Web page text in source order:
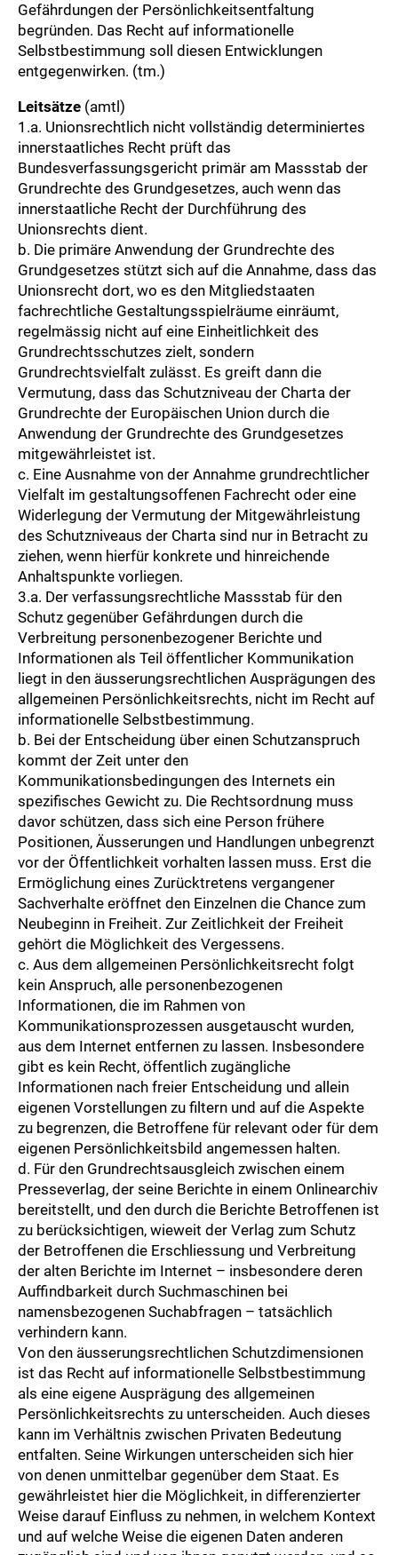
Gefährdungen der Persönlichkeitsentfaltung
begründen. Das Recht auf informationelle
Selbstbestimmung soll diesen Entwicklungen
entgegenwirken. (tm.)
Leitsätze (amtl)
1.a. Unionsrechtlich nicht vollständig determiniertes
innerstaatliches Recht prüft das
Bundesverfassungsgericht primär am Massstab der
Grundrechte des Grundgesetzes, auch wenn das
innerstaatliche Recht der Durchführung des
Unionsrechts dient.
b. Die primäre Anwendung der Grundrechte des
Grundgesetzes stützt sich auf die Annahme, dass das
Unionsrecht dort, wo es den Mitgliedstaaten
fachrechtliche Gestaltungsspielräume einräumt,
regelmässig nicht auf eine Einheitlichkeit des
Grundrechtsschutzes zielt, sondern
Grundrechtsvielfalt zulässt. Es greift dann die
Vermutung, dass das Schutzniveau der Charta der
Grundrechte der Europäischen Union durch die
Anwendung der Grundrechte des Grundgesetzes
mitgewährleistet ist.
c. Eine Ausnahme von der Annahme grundrechtlicher
Vielfalt im gestaltungsoffenen Fachrecht oder eine
Widerlegung der Vermutung der Mitgewährleistung
des Schutzniveaus der Charta sind nur in Betracht zu
ziehen, wenn hierfür konkrete und hinreichende
Anhaltspunkte vorliegen.
3.a. Der verfassungsrechtliche Massstab für den
Schutz gegenüber Gefährdungen durch die
Verbreitung personenbezogener Berichte und
Informationen als Teil öffentlicher Kommunikation
liegt in den äusserungsrechtlichen Ausprägungen des
allgemeinen Persönlichkeitsrechts, nicht im Recht auf
informationelle Selbstbestimmung.
b. Bei der Entscheidung über einen Schutzanspruch
kommt der Zeit unter den
Kommunikationsbedingungen des Internets ein
spezifisches Gewicht zu. Die Rechtsordnung muss
davor schützen, dass sich eine Person frühere
Positionen, Äusserungen und Handlungen unbegrenzt
vor der Öffentlichkeit vorhalten lassen muss. Erst die
Ermöglichung eines Zurücktretens vergangener
Sachverhalte eröffnet den Einzelnen die Chance zum
Neubeginn in Freiheit. Zur Zeitlichkeit der Freiheit
gehört die Möglichkeit des Vergessens.
c. Aus dem allgemeinen Persönlichkeitsrecht folgt
kein Anspruch, alle personenbezogenen
Informationen, die im Rahmen von
Kommunikationsprozessen ausgetauscht wurden,
aus dem Internet entfernen zu lassen. Insbesondere
gibt es kein Recht, öffentlich zugängliche
Informationen nach freier Entscheidung und allein
eigenen Vorstellungen zu filtern und auf die Aspekte
zu begrenzen, die Betroffene für relevant oder für dem
eigenen Persönlichkeitsbild angemessen halten.
d. Für den Grundrechtsausgleich zwischen einem
Presseverlag, der seine Berichte in einem Onlinearchiv
bereitstellt, und den durch die Berichte Betroffenen ist
zu berücksichtigen, wieweit der Verlag zum Schutz
der Betroffenen die Erschliessung und Verbreitung
der alten Berichte im Internet – insbesondere deren
Auffindbarkeit durch Suchmaschinen bei
namensbezogenen Suchabfragen – tatsächlich
verhindern kann.
Von den äusserungsrechtlichen Schutzdimensionen
ist das Recht auf informationelle Selbstbestimmung
als eine eigene Ausprägung des allgemeinen
Persönlichkeitsrechts zu unterscheiden. Auch dieses
kann im Verhältnis zwischen Privaten Bedeutung
entfalten. Seine Wirkungen unterscheiden sich hier
von denen unmittelbar gegenüber dem Staat. Es
gewährleistet hier die Möglichkeit, in differenzierter
Weise darauf Einfluss zu nehmen, in welchem Kontext
und auf welche Weise die eigenen Daten anderen